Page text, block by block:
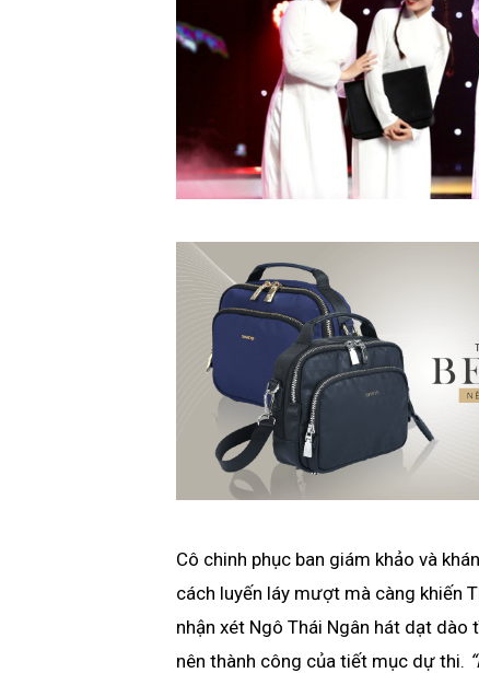
Cô chinh phục ban giám khảo và
cách luyến láy mượt mà càng khiến
nhận xét Ngô Thái Ngân hát dạt dào
nên thành công của tiết mục dự thi.